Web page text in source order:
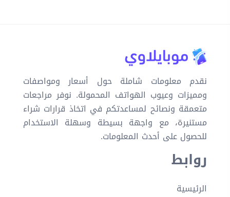
نقدم معلومات شاملة حول أسعار ومواصفات
ومميزات وعيوب الهواتف المحمولة. نوفر مراجعات
متعمقة ونصائح لمساعدتكم في اتخاذ قرارات شراء
مستنيرة، مع واجهة بسيطة وسهلة الاستخدام
للحصول على أحدث المعلومات.
روابط
الرئيسية